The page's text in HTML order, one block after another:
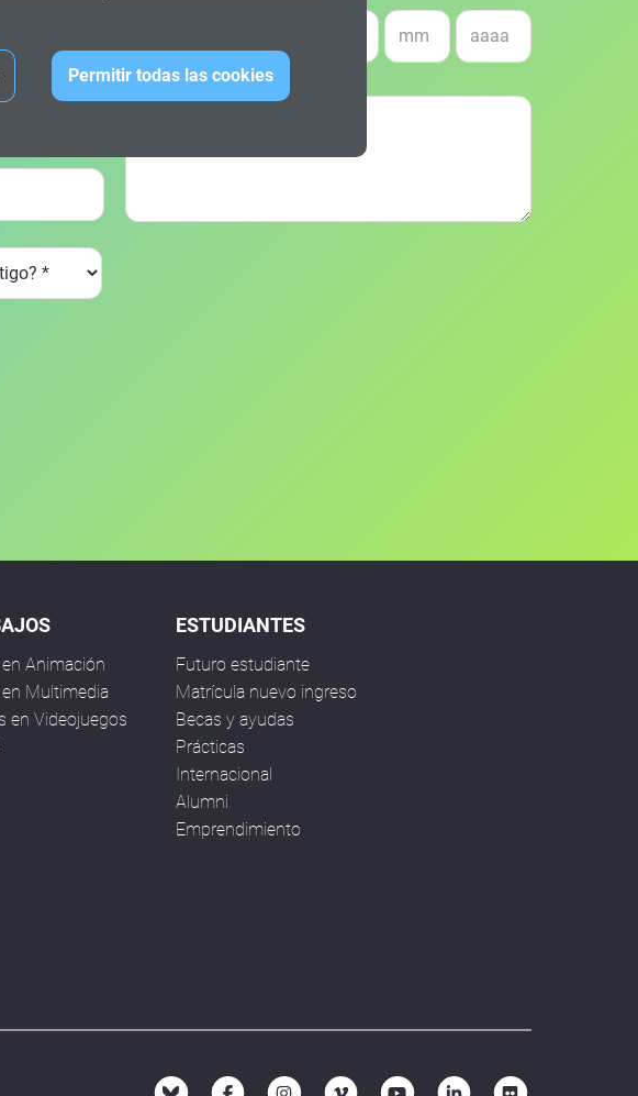
Permitir todas las cookies
Animación
Multimedia
en Videojuegos
ESTUDIANTES
Futuro estudiante
Matrícula nuevo ingreso
Becas y ayudas
Prácticas
Internacional
Alumni
Emprendimiento